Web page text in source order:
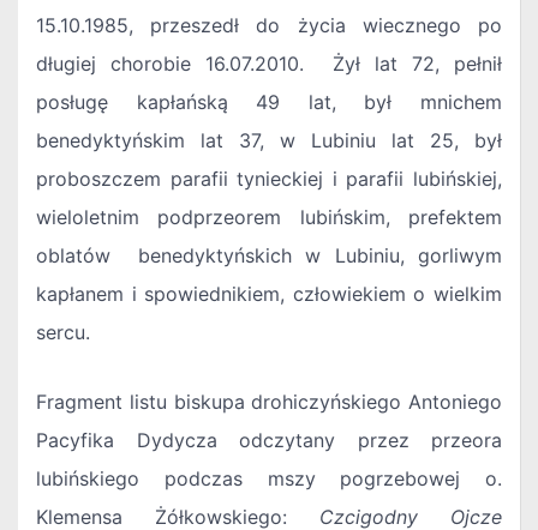
15.10.1985, przeszedł do życia wiecznego po
długiej chorobie 16.07.2010. Żył lat 72, pełnił
posługę kapłańską 49 lat, był mnichem
benedyktyńskim lat 37, w Lubiniu lat 25, był
proboszczem parafii tynieckiej i parafii lubińskiej,
wieloletnim podprzeorem lubińskim, prefektem
oblatów benedyktyńskich w Lubiniu, gorliwym
kapłanem i spowiednikiem, człowiekiem o wielkim
sercu.
Fragment listu biskupa drohiczyńskiego Antoniego
Pacyfika Dydycza odczytany przez przeora
lubińskiego podczas mszy pogrzebowej o.
Klemensa Żółkowskiego: Czcigodny Ojcze